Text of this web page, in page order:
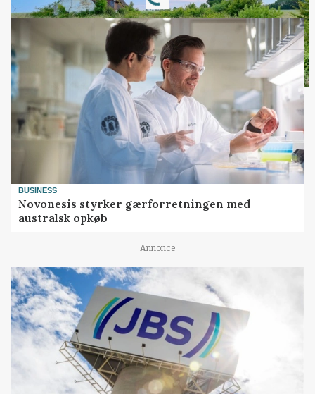
BUSINESS
Novonesis styrker gærforretningen med
australsk opkøb
Annonce